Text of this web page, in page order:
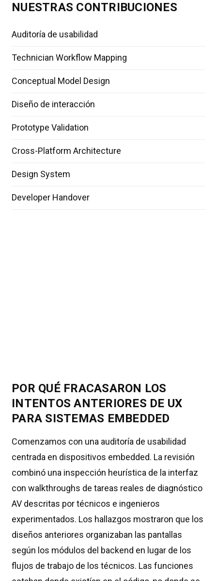
NUESTRAS CONTRIBUCIONES
Auditoría de usabilidad
Technician Workflow Mapping
Conceptual Model Design
Diseño de interacción
Prototype Validation
Cross-Platform Architecture
Design System
Developer Handover
POR QUÉ FRACASARON LOS
INTENTOS ANTERIORES DE UX
PARA SISTEMAS EMBEDDED
Comenzamos con una auditoría de usabilidad
centrada en dispositivos embedded. La revisión
combinó una inspección heurística de la interfaz
con walkthroughs de tareas reales de diagnóstico
AV descritas por técnicos e ingenieros
experimentados. Los hallazgos mostraron que los
diseños anteriores organizaban las pantallas
según los módulos del backend en lugar de los
flujos de trabajo de los técnicos. Las funciones